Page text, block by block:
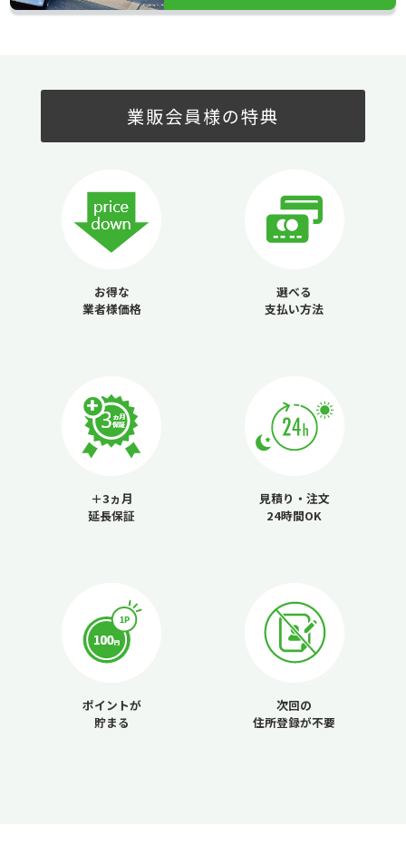
業販会員様の特典
お得な
業者様価格
選べる
支払い方法
＋3ヵ月
延長保証
見積り・注文
24時間OK
ポイントが
貯まる
次回の
住所登録が不要